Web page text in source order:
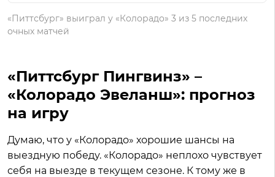
«Питтсбург» выиграл у «Колорадо» 3 из 5 последних
очных матчей
«Питтсбург Пингвинз» –
«Колорадо Эвеланш»: прогноз
на игру
Думаю, что у «Колорадо» хорошие шансы на
выездную победу. «Колорадо» неплохо чувствует
себя на выезде в текущем сезоне. К тому же в